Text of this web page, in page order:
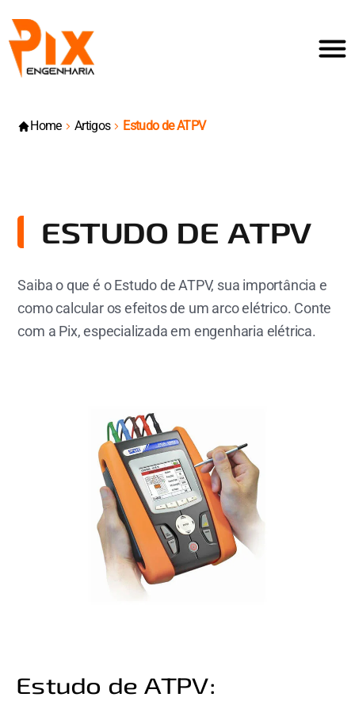
Home Artigos Estudo de ATPV
ESTUDO DE ATPV
Saiba o que é o Estudo de ATPV, sua importância e
como calcular os efeitos de um arco elétrico. Conte
com a Pix, especializada em engenharia elétrica.
Estudo de ATPV: